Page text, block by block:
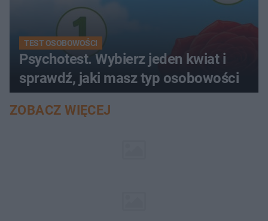
TEST OSOBOWOŚCI
Psychotest. Wybierz jeden kwiat i
sprawdź, jaki masz typ osobowości
ZOBACZ WIĘCEJ